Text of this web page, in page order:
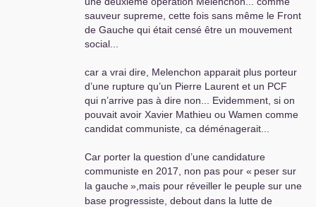
sauveur supreme, cette fois sans même le Front
de Gauche qui était censé être un mouvement
social...
car a vrai dire, Melenchon apparait plus porteur
d’une rupture qu’un Pierre Laurent et un PCF
qui n’arrive pas à dire non... Evidemment, si on
pouvait avoir Xavier Mathieu ou Wamen comme
candidat communiste, ca déménagerait...
Car porter la question d’une candidature
communiste en 2017, non pas pour « peser sur
la gauche»,mais pour réveiller le peuple sur une
base progressiste, debout dans la lutte de